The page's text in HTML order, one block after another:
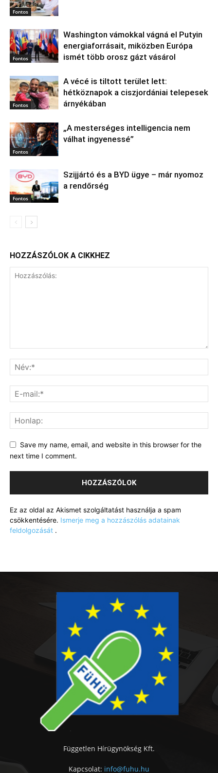
Fontos
Fontos
Washington vámokkal vágná el Putyin
energiaforrásait, miközben Európa
ismét több orosz gázt vásárol
Fontos
A vécé is tiltott terület lett:
hétköznapok a ciszjordániai telepesek
árnyékában
Fontos
„A mesterséges intelligencia nem
válhat ingyenessé”
Fontos
Szijjártó és a BYD ügye – már nyomoz
a rendőrség
HOZZÁSZÓLOK A CIKKHEZ
Save my name, email, and website in this browser for the
next time I comment.
Ez az oldal az Akismet szolgáltatást használja a spam
csökkentésére. Ismerje meg a hozzászólás adatainak
feldolgozását .
Független Hírügynökség Kft.
Kapcsolat: info@fuhu.hu